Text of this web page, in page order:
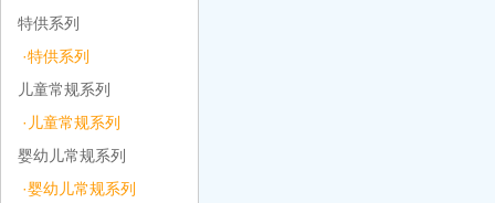
特供系列
·特供系列
儿童常规系列
·儿童常规系列
婴幼儿常规系列
·婴幼儿常规系列